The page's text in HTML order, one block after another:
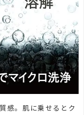
感。肌に乗せるとク